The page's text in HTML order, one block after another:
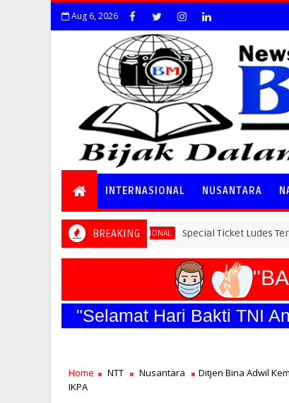
Aug 6, 2026
INTERNASIONAL NUSANTARA
BREAKING
NASIONAL Special Ticket Ludes Terjual,
"Selamat Hari Bakti
Home NTT Nusantara
Ditjen Bina Adwil
IKPA